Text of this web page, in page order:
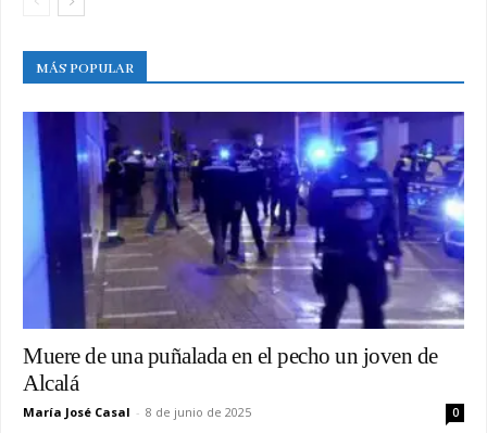
MÁS POPULAR
Muere de una puñalada en el pecho un joven de
Alcalá
María José Casal - 8 de junio de 2025 0